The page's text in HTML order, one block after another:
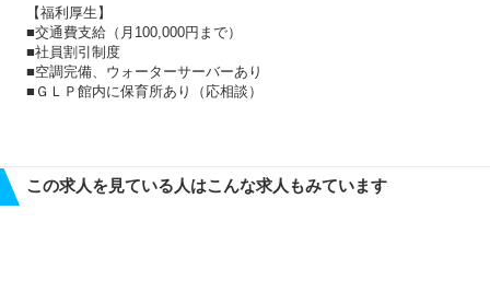
【福利厚生】
■交通費支給（月100,000円まで）
■社員割引制度
■空調完備、ウォーターサーバーあり
■ＧＬＰ館内に保育所あり（応相談）
この求人を見ている人はこんな求人もみています